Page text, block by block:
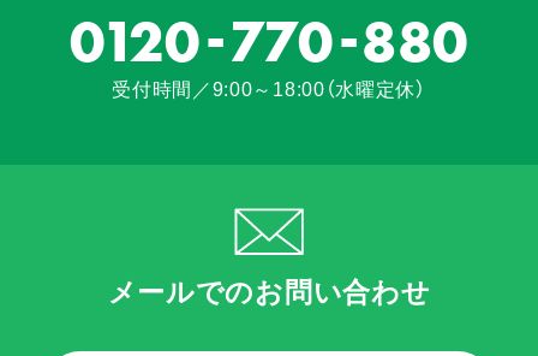
0120-770-880
受付時間／9:00～18:00（水曜定休）
メールでのお問い合わせ